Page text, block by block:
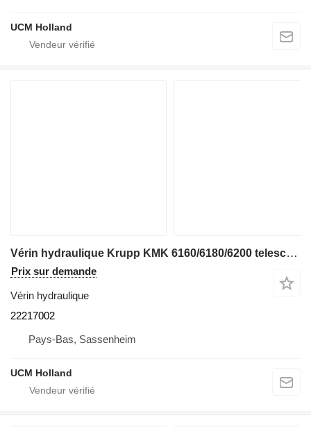
UCM Holland
Vérin hydraulique Krupp KMK 6160/6180/6200 telescopic cylinder double 22217002 pour grue mobile
Prix sur demande
Vérin hydraulique
22217002
Pays-Bas, Sassenheim
UCM Holland